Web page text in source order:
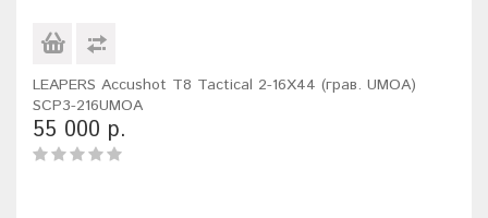
LEAPERS Accushot T8 Tactical 2-16X44 (грав. UMOA)
SCP3-216UMOA
55 000 р.